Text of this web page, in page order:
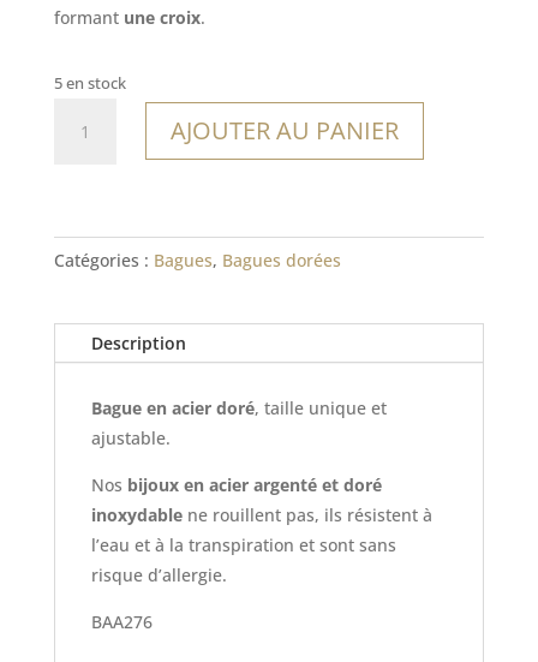
formant une croix.
5 en stock
AJOUTER AU PANIER
Catégories : Bagues, Bagues dorées
Description
Bague en acier doré, taille unique et
ajustable.
Nos bijoux en acier argenté et doré
inoxydablene rouillent pas, ils résistent à
l’eau et à la transpiration et sont sans
risque d’allergie.
BAA276